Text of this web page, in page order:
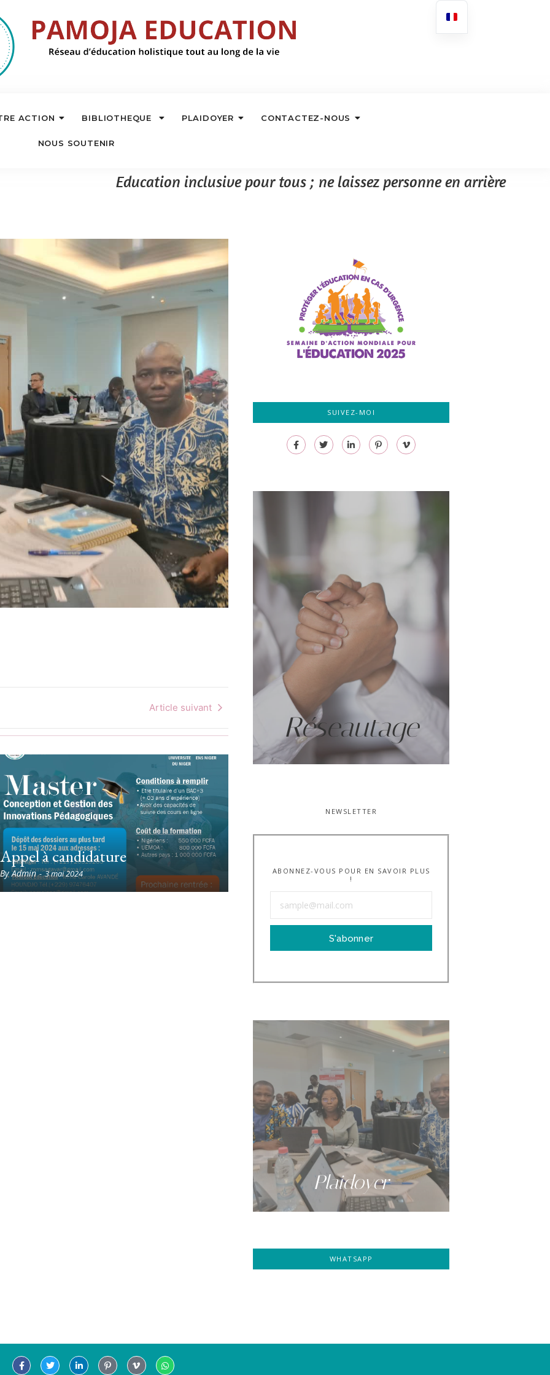
ACTION BIBLIOTHEQUE PLAIDOYER CONTACTEZ-NOUS
NOUS SOUTENIR
Education inclusive pour tous ; ne laissez personne en arrière
Article suivant
Appel à candidature
By Admin - 3 mai 2024
Une cérémonie d’ouverture sous le
signe de la coopération régionale
By Admin - 2 juillet 2026
SUIVEZ-MOI
Réseautage
NEWSLETTER
ABONNEZ-VOUS POUR EN SAVOIR PLUS
!
S'abonner
Plaidoyer
WHATSAPP